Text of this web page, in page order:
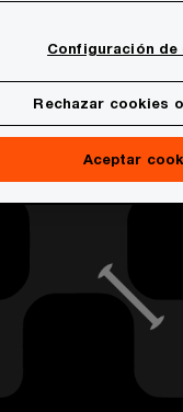
Configuración de
Rechazar cookies
Aceptar